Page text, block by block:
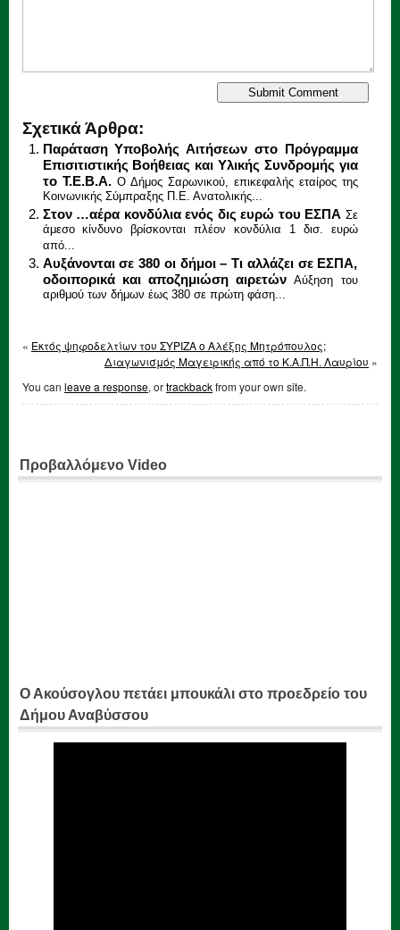
Σχετικά Άρθρα:
Παράταση Υποβολής Αιτήσεων στο Πρόγραμμα
Επισιτιστικής Βοήθειας και Υλικής Συνδρομής για
το Τ.Ε.Β.Α. Ο Δήμος Σαρωνικού, επικεφαλής εταίρος της
Κοινωνικής Σύμπραξης Π.Ε. Ανατολικής...
Στον …αέρα κονδύλια ενός δις ευρώ του ΕΣΠΑ Σε
άμεσο κίνδυνο βρίσκονται πλέον κονδύλια 1 δισ. ευρώ
από...
Αυξάνονται σε 380 οι δήμοι – Τι αλλάζει σε ΕΣΠΑ,
οδοιπορικά και αποζημιώση αιρετών Αύξηση του
αριθμού των δήμων έως 380 σε πρώτη φάση...
« Εκτός ψηφοδελτίων του ΣΥΡΙΖΑ ο Αλέξης Μητρόπουλος;
Διαγωνισμός Μαγειρικής από το Κ.Α.Π.Η. Λαυρίου »
You can leave a response, ortrackbackfrom your own site.
Προβαλλόμενο Video
Ο Ακούσογλου πετάει μπουκάλι στο προεδρείο του
Δήμου Αναβύσσου